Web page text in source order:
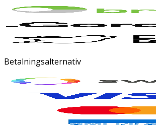
Betalningsalternativ